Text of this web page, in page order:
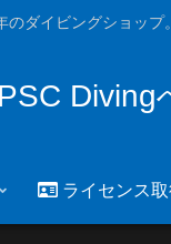
のダイビングショッ
PSC Diving
ライセンス